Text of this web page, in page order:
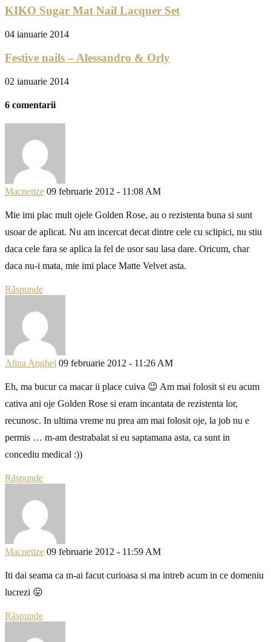
KIKO Sugar Mat Nail Lacquer Set
04 ianuarie 2014
Festive nails – Alessandro & Orly
02 ianuarie 2014
6 comentarii
Macnetize 09 februarie 2012 - 11:08 AM
Mie imi plac mult ojele Golden Rose, au o rezistenta buna si sunt
usoar de aplicat. Nu am incercat decat dintre cele cu sclipici, nu stiu
daca cele fara se aplica la fel de usor sau lasa dare. Oricum, char
daca nu-i mata, mie imi place Matte Velvet asta.
Răspunde
Alina Anghel 09 februarie 2012 - 11:26 AM
Eh, ma bucur ca macar ii place cuiva 😉 Am mai folosit si eu acum
cativa ani oje Golden Rose si eram incantata de rezistenta lor,
recunosc. In ultima vreme nu prea am mai folosit oje, la job nu e
permis … m-am destrabalat si eu saptamana asta, ca sunt in
concediu medical :))
Răspunde
Macnetize 09 februarie 2012 - 11:59 AM
Iti dai seama ca m-ai facut curioasa si ma intreb acum in ce domeniu
lucrezi 😛
Răspunde